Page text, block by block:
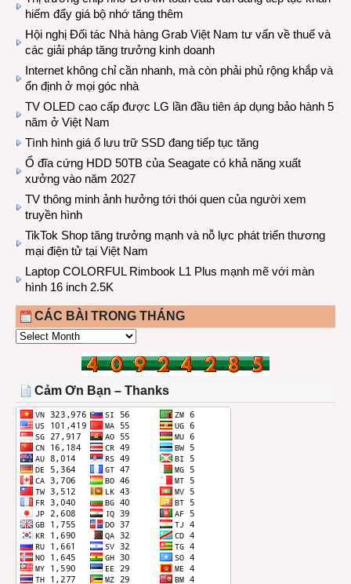
hiếm đẩy giá bộ nhớ tăng thêm
Hội nghị Đối tác Nhà hàng Grab Việt Nam tư vấn về thuế và
các giải pháp tăng trưởng kinh doanh
Internet không chỉ cần nhanh, mà còn phải phủ rộng khắp và
ổn định ở mọi góc nhà
TV OLED cao cấp được LG lần đầu tiên áp dụng bảo hành 5
năm ở Việt Nam
Tình hình giá ổ lưu trữ SSD đang tiếp tục tăng
Ổ đĩa cứng HDD 50TB của Seagate có khả năng xuất
xưởng vào năm 2027
TV thông minh ảnh hưởng tới thói quen của người xem
truyền hình
TikTok Shop tăng trưởng mạnh và nỗ lực phát triển thương
mại điện tử tại Việt Nam
Laptop COLORFUL Rimbook L1 Plus mạnh mẽ với màn
hình 16 inch 2.5K
CÁC BÀI TRONG THÁNG
CÁC
THÁNG
Cảm Ơn Bạn – Thanks